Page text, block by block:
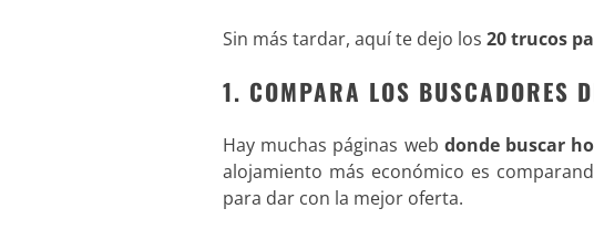
Sin más tardar, aquí te dejo los 20 trucos
1. COMPARA LOS BUSCADORES
Hay muchas páginas web donde buscar
alojamiento más económico es
para dar con la mejor oferta.